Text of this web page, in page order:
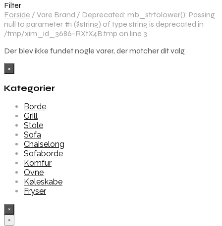
Filter
Forside / Vare Brand / Deprecated: mb_strtolower(): Passing
null to parameter #1 ($string) of type string is deprecated in
/tmp/xim_id_3686-RXtX4B.tmp on line 3
Der blev ikke fundet nogle varer, der matcher dit valg.
×
Kategorier
Borde
Grill
Stole
Sofa
Chaiselong
Sofaborde
Komfur
Ovne
Køleskabe
Fryser
×
×